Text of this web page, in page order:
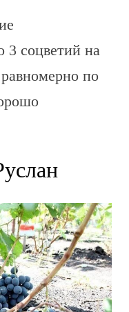
3 соцветий на
по